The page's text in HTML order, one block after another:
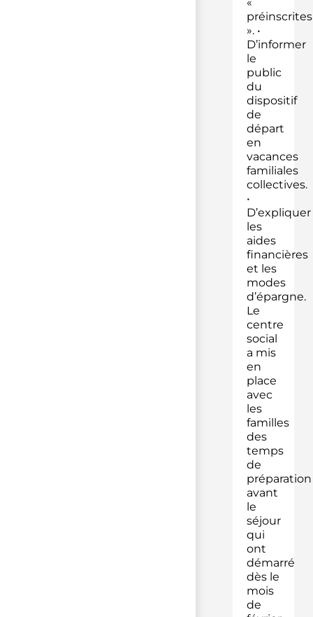
préinscrites
». •
D’informer
le
public
du
dispositif
de
départ
en
vacances
familiales
collectives.
•
D’expliquer
les
aides
financières
et les
modes
d’épargne.
Le
centre
social
a mis
en
place
avec
les
familles
des
temps
de
préparation
avant
le
séjour
qui
ont
démarré
dès le
mois
de